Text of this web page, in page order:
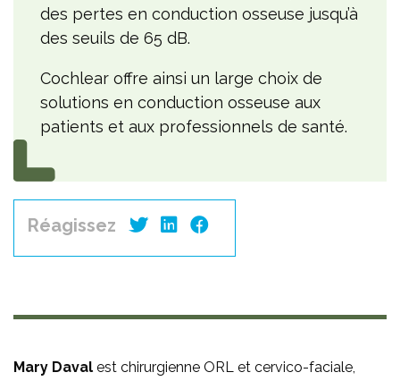
des pertes en conduction osseuse jusqu’à
des seuils de 65 dB.
Cochlear offre ainsi un large choix de
solutions en conduction osseuse aux
patients et aux professionnels de santé.
Réagissez
Mary Daval est chirurgienne ORL et cervico-faciale,